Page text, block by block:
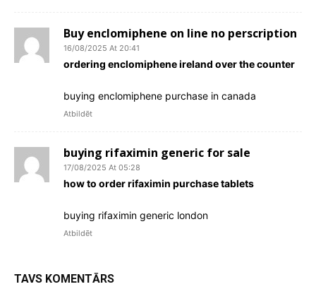
Buy enclomiphene on line no perscription
16/08/2025 At 20:41
ordering enclomiphene ireland over the counter
buying enclomiphene purchase in canada
Atbildēt
buying rifaximin generic for sale
17/08/2025 At 05:28
how to order rifaximin purchase tablets
buying rifaximin generic london
Atbildēt
TAVS KOMENTĀRS